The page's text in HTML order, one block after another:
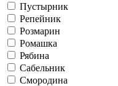
Пустырник
Репейник
Розмарин
Ромашка
Рябина
Сабельник
Смородина